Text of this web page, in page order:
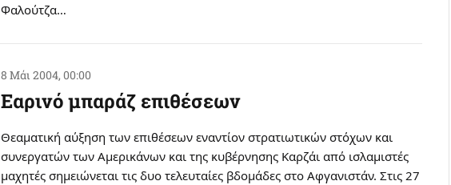
Φαλούτζα…
8 Μάι 2004, 00:00
Eαρινό μπαράζ επιθέσεων
Θεαματική αύξηση των επιθέσεων εναντίον στρατιωτικών στόχων και
συνεργατών των Αμερικάνων και της κυβέρνησης Καρζάι από ισλαμιστές
μαχητές σημειώνεται τις δυο τελευταίες βδομάδες στο Αφγανιστάν. Στις 27